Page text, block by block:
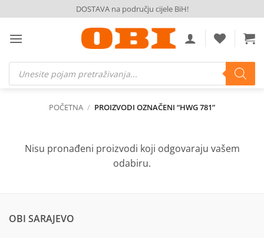
to
content
DOSTAVA na području cijele BiH!
Products
search
POČETNA / PROIZVODI OZNAČENI “HWG 781”
Nisu pronađeni proizvodi koji odgovaraju vašem
odabiru.
OBI SARAJEVO